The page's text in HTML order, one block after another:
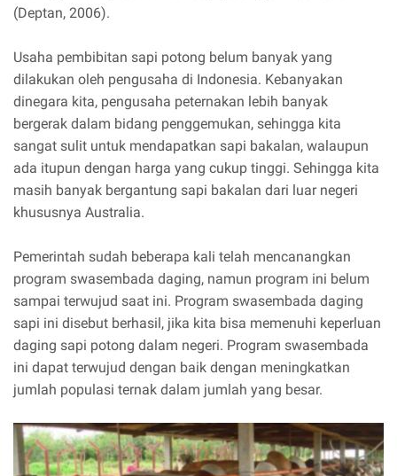
(Deptan, 2006).
Usaha pembibitan sapi potong belum banyak yang
dilakukan oleh pengusaha di Indonesia. Kebanyakan
dinegara kita, pengusaha peternakan lebih banyak
bergerak dalam bidang penggemukan, sehingga kita
sangat sulit untuk mendapatkan sapi bakalan, walaupun
ada itupun dengan harga yang cukup tinggi. Sehingga kita
masih banyak bergantung sapi bakalan dari luar negeri
khususnya Australia.
Pemerintah sudah beberapa kali telah mencanangkan
program swasembada daging, namun program ini belum
sampai terwujud saat ini. Program swasembada daging
sapi ini disebut berhasil, jika kita bisa memenuhi keperluan
daging sapi potong dalam negeri. Program swasembada
ini dapat terwujud dengan baik dengan meningkatkan
jumlah populasi ternak dalam jumlah yang besar.